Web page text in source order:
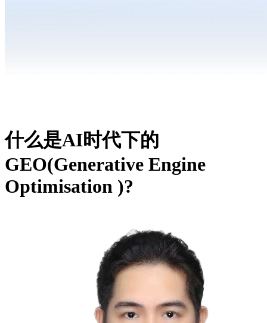
什么是AI时代下的
GEO(Generative Engine
Optimisation )?